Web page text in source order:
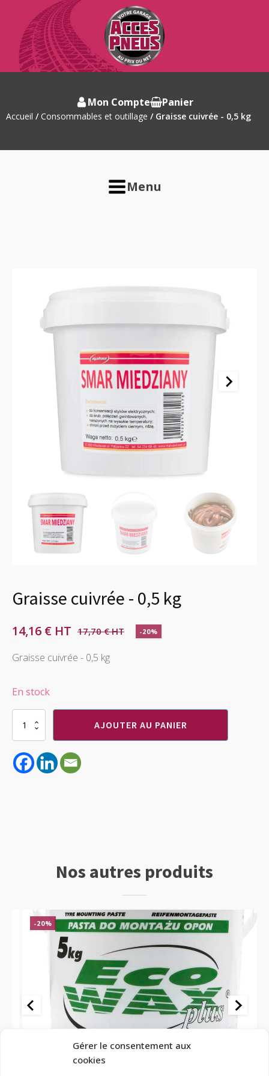
Gérer le consentement aux
cookies
Accueil /Consommables et outillage / Graisse cuivrée - 0,5 kg
Mon Compte Panier
Menu
Graisse cuivrée - 0,5 kg
17,70€
Le
prix
était :
17,70 €.
14,16 €
Le
prix
est :
14,16 €.
-20%
Graisse cuivrée - 0,5 kg
En stock
quantité
Graisse
cuivrée
-
0,5
AJOUTER AU PANIER
Nos autres produits
-20%
Consommables et outillage
Pâte de montage blanche pour pneus ECO-WAX 5 kg